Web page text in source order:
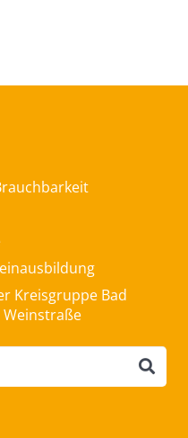
Kreisgruppe Bad